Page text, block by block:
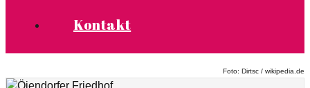
Kontakt
Foto: Dirtsc / wikipedia.de